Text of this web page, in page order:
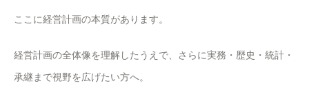
ここに経営計画の本質があります。
経営計画の全体像を理解したうえで、さらに実務・歴史・統計・
承継まで視野を広げたい方へ。